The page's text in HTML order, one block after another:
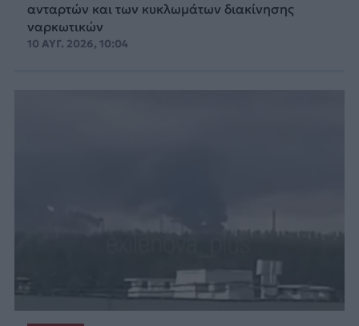
ανταρτών και των κυκλωμάτων διακίνησης
ναρκωτικών
10 ΑΥΓ. 2026, 10:04